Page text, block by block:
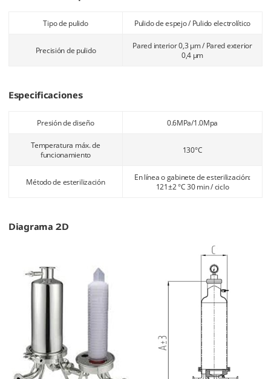
Tipo de pulido Pulido de espejo / Pulido electrolítico
Precisión de pulido
Pared interior 0,3 μm / Pared exterior
0,4 μm
Especificaciones
Presión de diseño 0.6MPa/1.0Mpa
Temperatura máx. de
funcionamiento
130°C
Método de esterilización
En línea o gabinete de esterilización:
121±2 °C 30 min / ciclo
Diagrama 2D